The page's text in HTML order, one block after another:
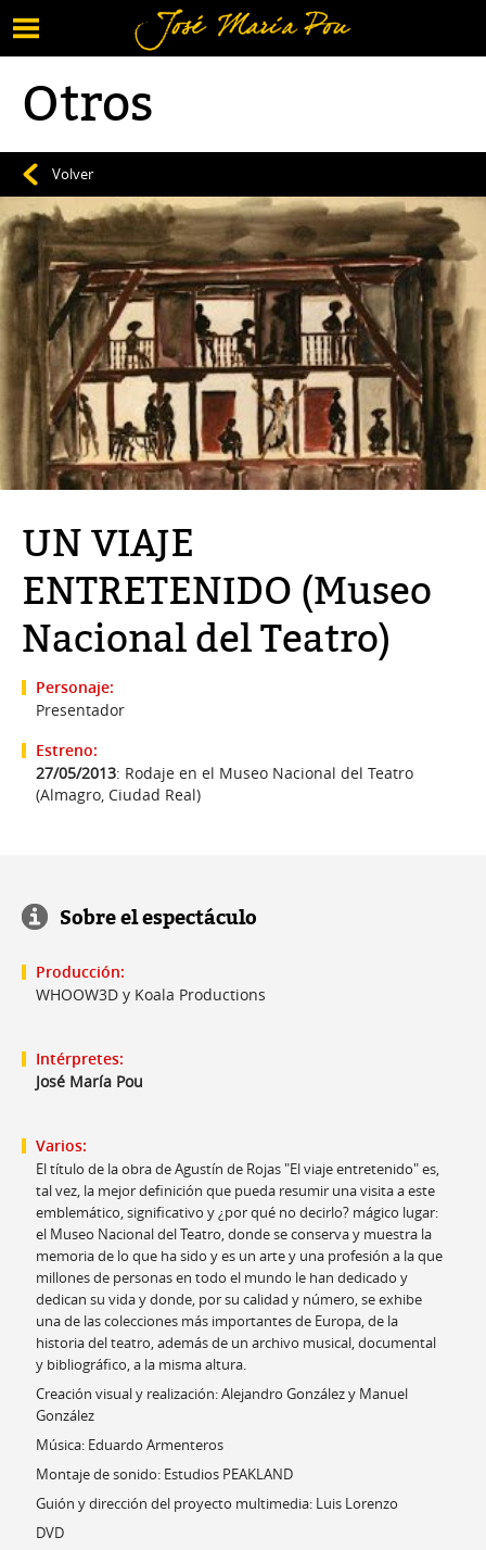
Vuelve al contenido
Otros
Volver
UN VIAJE
ENTRETENIDO (Museo
Nacional del Teatro)
Personaje:
Presentador
Estreno:
27/05/2013: Rodaje en el Museo Nacional del Teatro
(Almagro, Ciudad Real)
Sobre el espectáculo
Producción:
WHOOW3D y Koala Productions
Intérpretes:
José María Pou
Varios:
El título de la obra de Agustín de Rojas "El viaje entretenido" es,
tal vez, la mejor definición que pueda resumir una visita a este
emblemático, significativo y ¿por qué no decirlo? mágico lugar:
el Museo Nacional del Teatro, donde se conserva y muestra la
memoria de lo que ha sido y es un arte y una profesión a la que
millones de personas en todo el mundo le han dedicado y
dedican su vida y donde, por su calidad y número, se exhibe
una de las colecciones más importantes de Europa, de la
historia del teatro, además de un archivo musical, documental
y bibliográfico, a la misma altura.
Creación visual y realización: Alejandro González y Manuel
González
Música: Eduardo Armenteros
Montaje de sonido: Estudios PEAKLAND
Guión y dirección del proyecto multimedia: Luis Lorenzo
DVD